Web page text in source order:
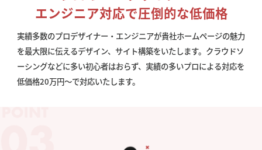
エンジニア対応で圧倒的な低価格
実績多数のプロデザイナー・エンジニアが貴社ホームページの魅力
を最大限に伝えるデザイン、サイト構築をいたします。クラウドソ
ーシングなどに多い初心者はおらず、実績の多いプロによる対応を
低価格20万円〜で対応いたします。